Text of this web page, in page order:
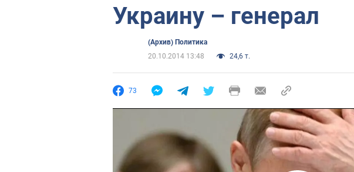
Украину – генерал
(Архив) Политика
20.10.2014 13:48
24,6 т.
73